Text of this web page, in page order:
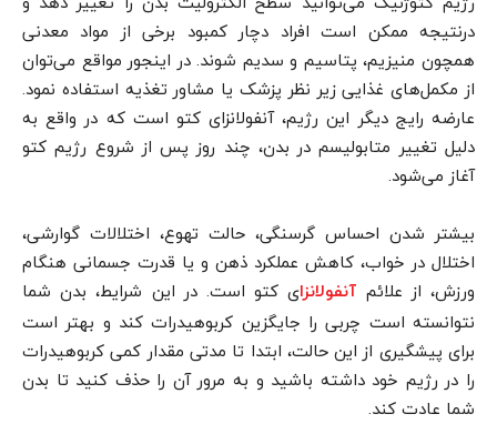
درنتیجه ممکن است افراد دچار کمبود برخی از مواد معدنی
همچون منیزیم، پتاسیم و سدیم شوند. در اینجور مواقع می‌توان
از مکمل‌های غذایی زیر نظر پزشک یا مشاور تغذیه استفاده نمود.
عارضه رایج دیگر این رژیم، آنفولانزای کتو است که در واقع به
دلیل تغییر متابولیسم در بدن، چند روز پس از شروع رژیم کتو
آغاز می‌شود.
بیشتر شدن احساس گرسنگی، حالت تهوع، اختلالات گوارشی،
اختلال در خواب، کاهش عملکرد ذهن و یا قدرت جسمانی هنگام
ورزش، از علائم آنفولانزای کتو است. در این شرایط، بدن شما
نتوانسته است چربی را جایگزین کربوهیدرات کند و بهتر است
برای پیشگیری از این حالت، ابتدا تا مدتی مقدار کمی کربوهیدرات
را در رژیم خود داشته باشید و به مرور آن را حذف کنید تا بدن
شما عادت کند.